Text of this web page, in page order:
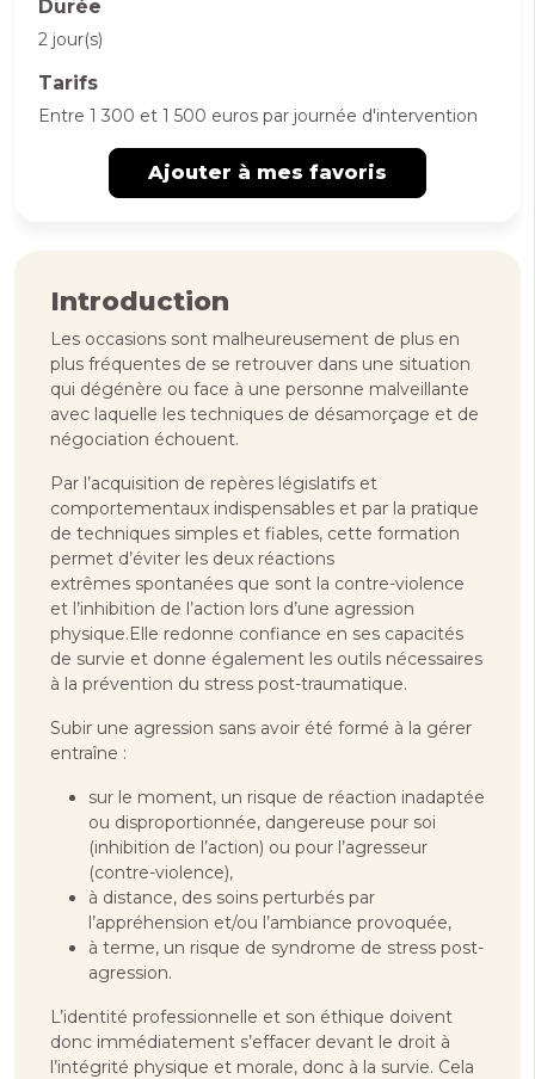
Durée
2 jour(s)
Tarifs
Entre 1 300 et 1 500 euros par journée d'intervention
Ajouter à mes favoris
Introduction
Les occasions sont malheureusement de plus en
plus fréquentes de se retrouver dans une situation
qui dégénère ou face à une personne malveillante
avec laquelle les techniques de désamorçage et de
négociation échouent.
Par l’acquisition de repères législatifs et
comportementaux indispensables et par la pratique
de techniques simples et fiables, cette formation
permet d’éviter les deux réactions
extrêmes spontanées que sont la contre-violence
et l’inhibition de l’action lors d’une agression
physique.Elle redonne confiance en ses capacités
de survie et donne également les outils nécessaires
à la prévention du stress post-traumatique.
Subir une agression sans avoir été formé à la gérer
entraîne :
sur le moment, un risque de réaction inadaptée
ou disproportionnée, dangereuse pour soi
(inhibition de l’action) ou pour l’agresseur
(contre-violence),
à distance, des soins perturbés par
l’appréhension et/ou l’ambiance provoquée,
à terme, un risque de syndrome de stress post-
agression.
L’identité professionnelle et son éthique doivent
donc immédiatement s’effacer devant le droit à
l’intégrité physique et morale, donc à la survie. Cela